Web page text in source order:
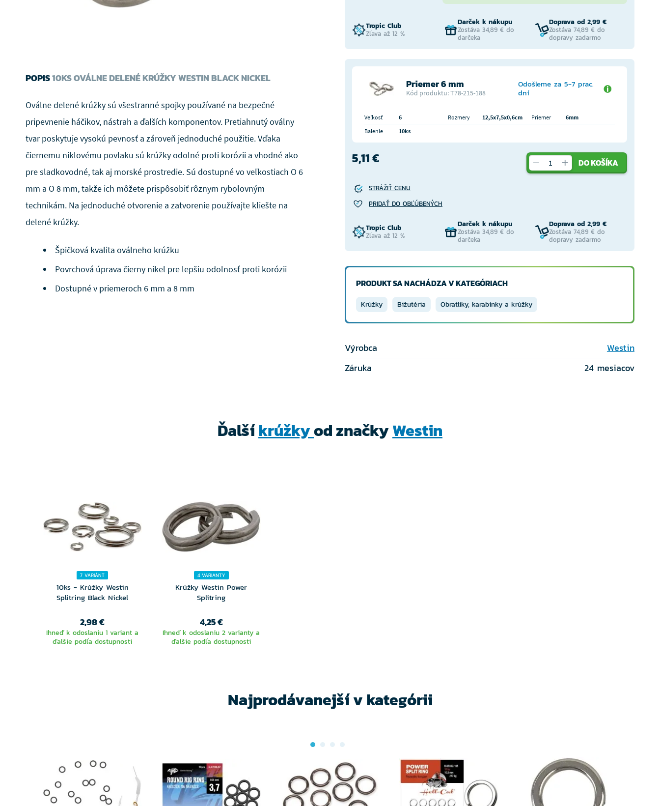
POPIS10KS OVÁLNE DELENÉ KRÚŽKY WESTIN BLACK NICKEL
Oválne delené krúžky sú všestranné spojky používané na bezpečné
pripevnenie háčikov, nástrah a ďalších komponentov. Pretiahnutý oválny
tvar poskytuje vysokú pevnosť a zároveň jednoduché použitie. Vďaka
čiernemu niklovému povlaku sú krúžky odolné proti korózii a vhodné ako
pre sladkovodné, tak aj morské prostredie. Sú dostupné vo veľkostiach O 6
mm a O 8 mm, takže ich môžete prispôsobiť rôznym rybolovným
technikám. Na jednoduché otvorenie a zatvorenie používajte kliešte na
delené krúžky.
Špičková kvalita oválneho krúžku
Povrchová úprava čierny nikel pre lepšiu odolnosť proti korózii
Dostupné v priemeroch 6 mm a 8 mm
Tropic Club
Zľava až 12 %
Darček k nákupu
Zostáva 34,89 € do
darčeka
Doprava od 2,99 €
Zostáva 74,89 € do
dopravy zadarmo
Priemer 6 mm
Kód produktu: T78-215-188
Odošleme za 5-7 prac.
dní
Veľkosť 6 Rozmery 12,5x7,5x0,6cm Priemer
6mm
Balenie
10ks
5,11 € DO KOŠÍKA
STRÁŽIŤ CENU
PRIDAŤ DO OBĽÚBENÝCH
Tropic Club
Zľava až 12 %
Darček k nákupu
Zostáva 34,89 € do
darčeka
Doprava od 2,99 €
Zostáva 74,89 € do
dopravy zadarmo
PRODUKT SA NACHÁDZA V KATEGÓRIACH
Krúžky Bižutéria Obratlíky, karabínky a krúžky
Výrobca
Westin
Záruka
24 mesiacov
Ďalšíkrúžkyod značkyWestin
7 VARIÁNT
10ks - Krúžky Westin
Splitring Black Nickel
2,98 €
Ihneď k odoslaniu 1 variant a
ďalšie podľa dostupnosti
4 VARIANTY
Krúžky Westin Power
Splitring
4,25 €
Ihneď k odoslaniu 2 varianty a
ďalšie podľa dostupnosti
Najprodávanejší v kategórii